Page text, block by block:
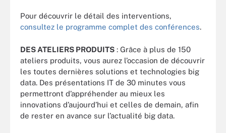
Pour découvrir le détail des interventions,
consultez le programme complet des conférences.
DES ATELIERS PRODUITS : Grâce à plus de 150
ateliers produits, vous aurez l’occasion de découvrir
les toutes dernières solutions et technologies big
data. Des présentations IT de 30 minutes vous
permettront d’appréhender au mieux les
innovations d’aujourd’hui et celles de demain, afin
de rester en avance sur l’actualité big data.